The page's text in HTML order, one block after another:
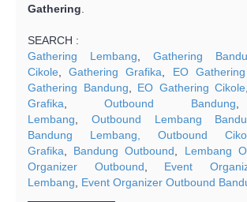
Gathering.
SEARCH :
Gathering Lembang, Gathering
Cikole,Gathering Grafika, EO
Gathering Bandung, EO Gathering Cikole
Grafika, Outbound Bandung
Lembang, Outbound Lembang
Bandung Lembang, Outbound
Grafika, Bandung Outbound, Lembang
Organizer Outbound, Event
Lembang, Event Organizer Outbound